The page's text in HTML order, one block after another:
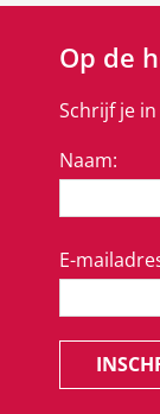
Op de
Schrijf je
Naam:
E-